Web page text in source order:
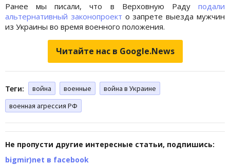
Ранее мы писали, что в Верховную Раду подали
альтернативный законопроект о запрете выезда мужчин
из Украины во время военного положения.
Читайте нас в Google.News
Теги: война военные
война в Украине
военная агрессия РФ
Не пропусти другие интересные статьи, подпишись:
bigmir)net в facebook